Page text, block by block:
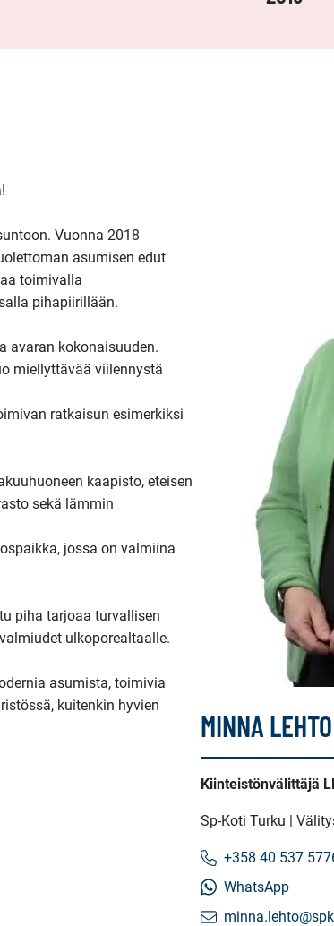
Vuonna 2018
asumisen edut
toimivalla
pihapiirillään.
avaran kokonaisuuden.
miellyttävää viilennystä
ratkaisun esimerkiksi
kaapisto, eteisen
sekä lämmin
jossa on valmiina
piha tarjoaa turvallisen
ulkoporealtaalle.
asumista, toimivia
kuitenkin hyvien
MINNA LEHTO
Kiinteistönvälittäjä
Sp-Koti Turku |
+358 40 537
WhatsApp